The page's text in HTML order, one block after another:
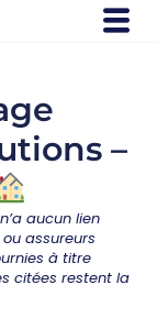
–
aucun lien
assureurs
à titre
citées restent la